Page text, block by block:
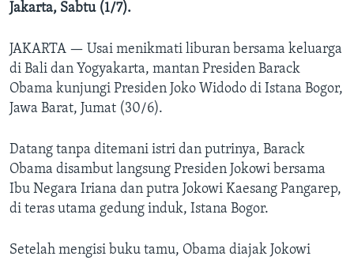
Jakarta, Sabtu (1/7).
JAKARTA — Usai menikmati liburan bersama keluarga
di Bali dan Yogyakarta, mantan Presiden Barack
Obama kunjungi Presiden Joko Widodo di Istana Bogor,
Jawa Barat, Jumat (30/6).
Datang tanpa ditemani istri dan putrinya, Barack
Obama disambut langsung Presiden Jokowi bersama
Ibu Negara Iriana dan putra Jokowi Kaesang Pangarep,
di teras utama gedung induk, Istana Bogor.
Setelah mengisi buku tamu, Obama diajak Jokowi